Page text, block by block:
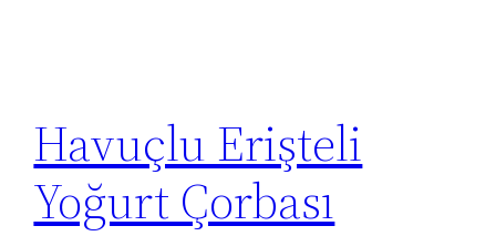
Havuçlu Erişteli
Yoğurt Çorbası